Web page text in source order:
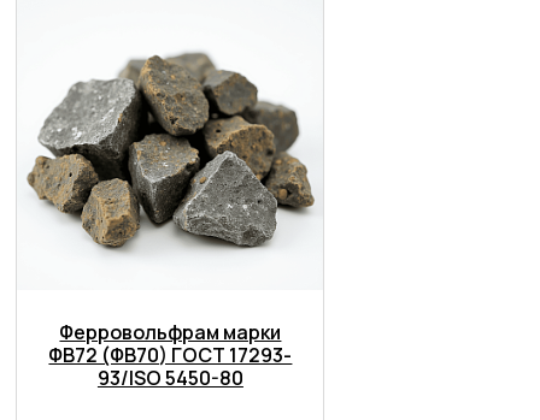
Ферровольфрам марки
ФВ72 (ФВ70) ГОСТ 17293-
93/ISO 5450-80